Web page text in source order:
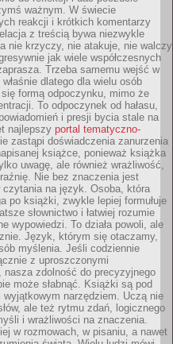
ważnym. W świecie
reakcji i krótkich komentarzy
z treścią bywa niezwykle
nie krzyczy, nie atakuje, nie walczy
jak wiele współczesnych
Trzeba samemu wejść w
dlatego dla wielu osób
formą odpoczynku, mimo że
To odpoczynek od hałasu,
i presji bycia stale na
najlepszy portal tematyczno-
zastąpi doświadczenia zanurzenia
książce, ponieważ książka
uwagę, ale również wrażliwość,
Nie bez znaczenia jest
czytania na język. Osoba, która
po książki, zwykle lepiej formułuje
słownictwo i łatwiej rozumie
wypowiedzi. To działa powoli, ale
Język, którym się otaczamy,
myślenia. Jeśli codziennie
z uproszczonymi
nasza zdolność do precyzyjnego
może słabnąć. Książki są pod
wyjątkowym narzędziem. Uczą nie
ale też rytmu zdań, logicznego
i wrażliwości na znaczenia.
w rozmowach, w pisaniu, a nawet